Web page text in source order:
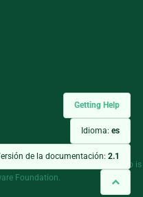
Getting Help
Idioma: es
de la documentación: 2.1
and individual contributors. Django is
Foundation.